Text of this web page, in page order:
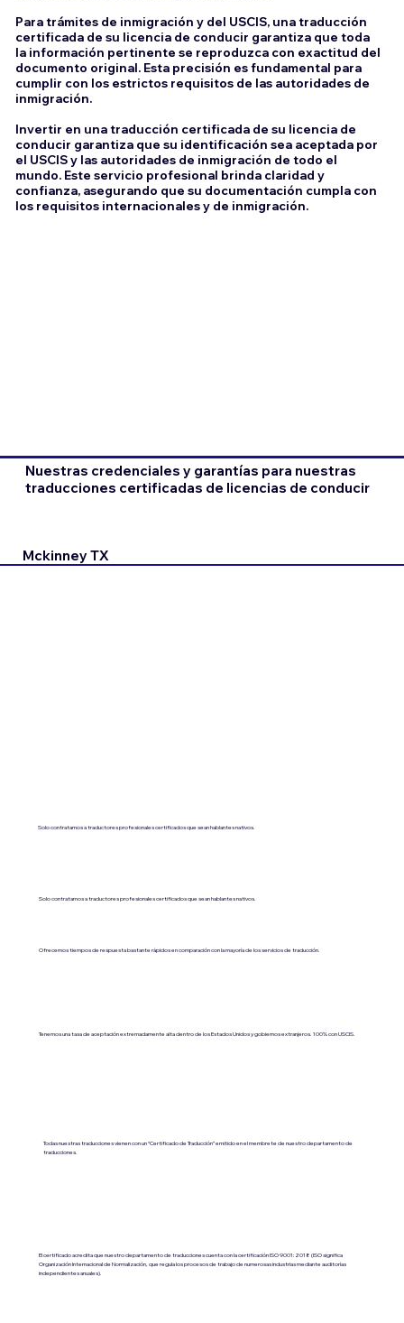
Solo contratamos a traductores profesionales certificados que sean hablantes nativos.
Solo contratamos a traductores profesionales certificados que sean hablantes nativos.
Ofrecemos tiempos de respuesta bastante rápidos en comparación con la mayoría de los servicios de traducción.
Tenemos una tasa de aceptación extremadamente alta dentro de los Estados Unidos y gobiernos extranjeros. 100% con USCIS.
Todas nuestras traducciones vienen con un “Certificado de Traducción” emitido en el membrete de nuestro departamento de
traducciones.
El certificado acredita que nuestro departamento de traducciones cuenta con la certificación ISO 9001:2018 (ISO significa
Organización Internacional de Normalización, que regula los procesos de trabajo de numerosas industrias mediante auditorías
independientes anuales).
Para trámites de inmigración y del USCIS, una traducción
certificada de su licencia de conducir garantiza que toda
la información pertinente se reproduzca con exactitud del
documento original. Esta precisión es fundamental para
cumplir con los estrictos requisitos de las autoridades de
inmigración.
Invertir en una traducción certificada de su licencia de
conducir garantiza que su identificación sea aceptada por
el USCIS y las autoridades de inmigración de todo el
mundo. Este servicio profesional brinda claridad y
confianza, asegurando que su documentación cumpla con
los requisitos internacionales y de inmigración.
Nuestras credenciales y garantías para nuestras
traducciones certificadas de licencias de conducir
Mckinney TX